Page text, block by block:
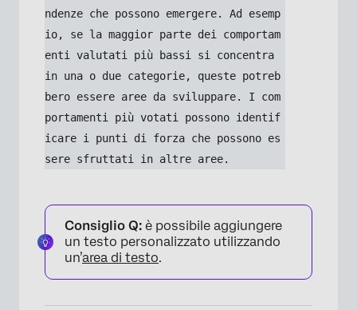
ndenze che possono emergere. Ad esemp
io, se la maggior parte dei comportam
enti valutati più bassi si concentra
in una o due categorie, queste potreb
bero essere aree da sviluppare. I com
portamenti più votati possono identif
icare i punti di forza che possono es
sere sfruttati in altre aree.
Consiglio Q: è possibile aggiungere
un testo personalizzato utilizzando
un’area di testo.